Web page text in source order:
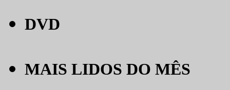
DVD
MAIS LIDOS DO MÊS